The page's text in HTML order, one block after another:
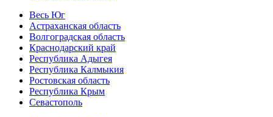
Весь Юг
Астраханская область
Волгоградская область
Краснодарский край
Республика Адыгея
Республика Калмыкия
Ростовская область
Республика Крым
Севастополь